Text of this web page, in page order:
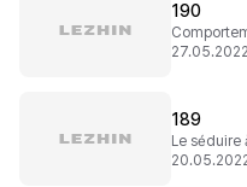
190
27.05.2022
189
Le séduire